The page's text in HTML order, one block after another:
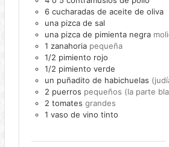
6 cucharadas de aceite de oliva
una pizca de sal
una pizca de pimienta negra
1 zanahoria pequeña
1/2 pimiento rojo
1/2 pimiento verde
un puñadito de habichuelas
2 puerros pequeños (la parte
2 tomates grandes
1 vaso de vino tinto